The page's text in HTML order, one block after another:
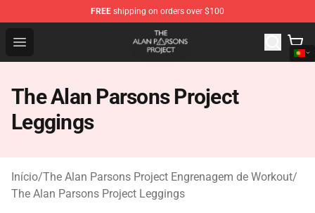
FREE shipping on orders over $100
Open menu
The Alan Parsons Project Store - Official The Alan
The Alan Parsons Project
Leggings
Início/The Alan Parsons Project Engrenagem de Workout/
The Alan Parsons Project Leggings